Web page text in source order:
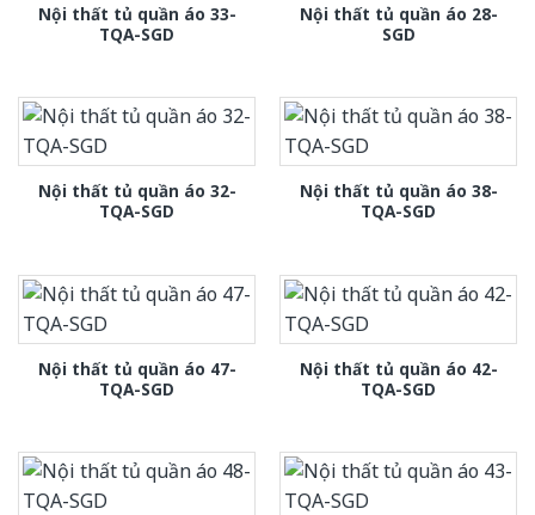
Nội thất tủ quần áo 33-
TQA-SGD
Nội thất tủ quần áo 28-
SGD
Nội thất tủ quần áo 32-
TQA-SGD
Nội thất tủ quần áo 38-
TQA-SGD
Nội thất tủ quần áo 47-
TQA-SGD
Nội thất tủ quần áo 42-
TQA-SGD